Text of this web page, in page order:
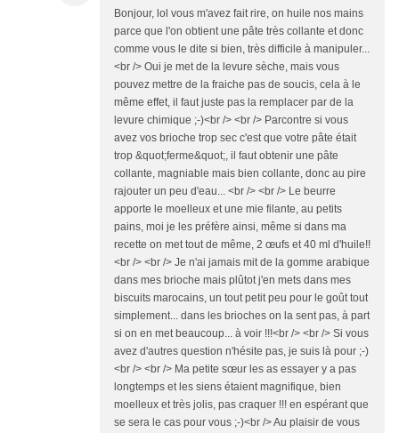
Bonjour, lol vous m'avez fait rire, on huile nos mains
parce que l'on obtient une pâte très collante et donc
comme vous le dite si bien, très difficile à manipuler...
<br /> Oui je met de la levure sèche, mais vous
pouvez mettre de la fraiche pas de soucis, cela à le
même effet, il faut juste pas la remplacer par de la
levure chimique ;-)<br /> <br /> Parcontre si vous
avez vos brioche trop sec c'est que votre pâte était
trop &quot;ferme&quot;, il faut obtenir une pâte
collante, magniable mais bien collante, donc au pire
rajouter un peu d'eau... <br /> <br /> Le beurre
apporte le moelleux et une mie filante, au petits
pains, moi je les préfère ainsi, même si dans ma
recette on met tout de même, 2 œufs et 40 ml d'huile!!
<br /> <br /> Je n'ai jamais mit de la gomme arabique
dans mes brioche mais plûtot j'en mets dans mes
biscuits marocains, un tout petit peu pour le goût tout
simplement... dans les brioches on la sent pas, à part
si on en met beaucoup... à voir !!!<br /> <br /> Si vous
avez d'autres question n'hésite pas, je suis là pour ;-)
<br /> <br /> Ma petite sœur les as essayer y a pas
longtemps et les siens étaient magnifique, bien
moelleux et très jolis, pas craquer !!! en espérant que
se sera le cas pour vous ;-)<br /> Au plaisir de vous